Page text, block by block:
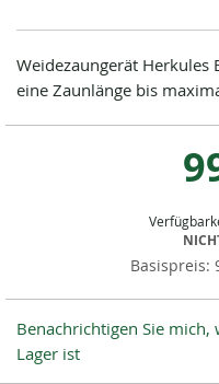
Weidezaungerät Herkules
eine Zaunlänge bis
Benachrichtigen Sie
Lager ist